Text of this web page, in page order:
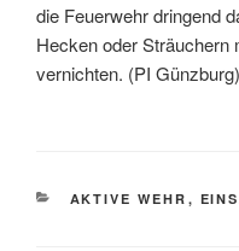
die Feuerwehr dringend
Hecken oder Sträuchern
vernichten. (PI Günzburg)
KATEGORIEN
AKTIVE WEHR ,